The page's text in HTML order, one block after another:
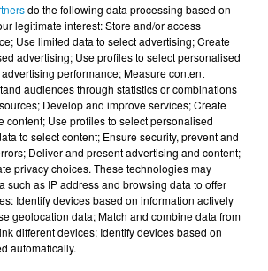
juillet 2026
Les Zinformés - 24/07/26
do the following data processing based on
legitimate interest: Store and/or access
Use limited data to select advertising; Create
advertising; Use profiles to select personalised
performance; Measure content
audiences through statistics or combinations
Develop and improve services; Create
content; Use profiles to select personalised
to select content; Ensure security, prevent and
Deliver and present advertising and content;
privacy choices. These technologies may
such as IP address and browsing data to offer
Identify devices based on information actively
geolocation data; Match and combine data from
different devices; Identify devices based on
automatically.